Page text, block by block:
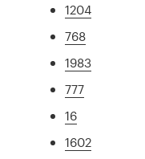
1204
768
1983
777
16
1602